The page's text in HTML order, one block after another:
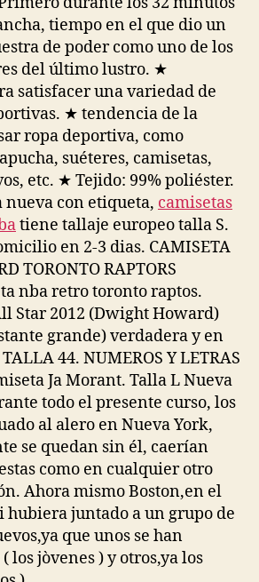
tiempo en el que dio un
de poder como uno de los
del último lustro. ★
satisfacer una variedad de
★ tendencia de la
ropa deportiva, como
suéteres, camisetas,
etc. ★ Tejido: 99% poliéster.
nueva con etiqueta, camisetas
tiene tallaje europeo talla S.
en 2-3 dias. CAMISETA
TORONTO RAPTORS
nba retro toronto raptos.
Star 2012 (Dwight Howard)
grande) verdadera y en
44. NUMEROS Y LETRAS
Ja Morant. Talla L Nueva
todo el presente curso, los
al alero en Nueva York,
se quedan sin él, caerían
como en cualquier otro
Ahora mismo Boston,en el
hubiera juntado a un grupo de
que unos se han
los jòvenes ) y otros,ya los